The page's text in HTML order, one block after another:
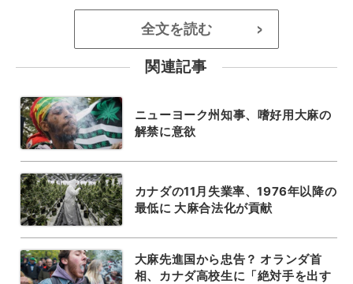
全文を読む >
関連記事
ニューヨーク州知事、嗜好用大麻の
解禁に意欲
カナダの11月失業率、1976年以降の
最低に 大麻合法化が貢献
大麻先進国から忠告？ オランダ首
相、カナダ高校生に「絶対手を出す